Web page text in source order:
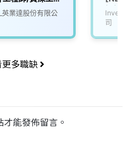
業達股份有限公
設計
司
多職缺
才能發佈留言。